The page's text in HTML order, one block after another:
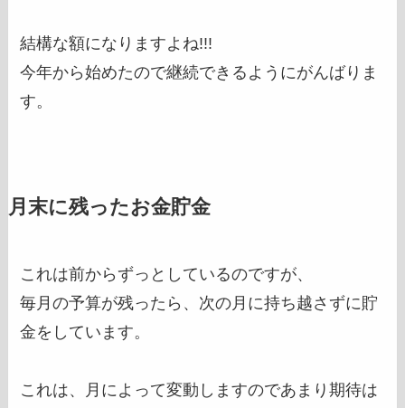
結構な額になりますよね!!!
今年から始めたので継続できるようにがんばりま
す。
月末に残ったお金貯金
これは前からずっとしているのですが、
毎月の予算が残ったら、次の月に持ち越さずに貯
金をしています。
これは、月によって変動しますのであまり期待は